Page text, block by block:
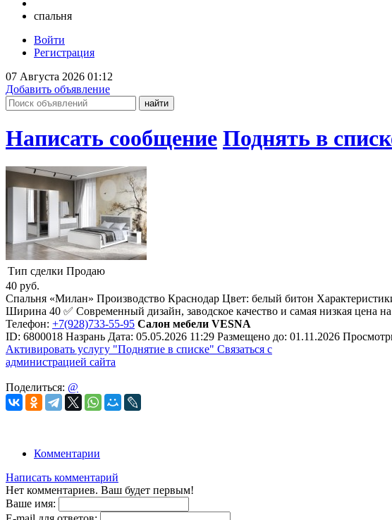
спальня
Войти
Регистрация
07 Августа 2026 01:12
Добавить объявление
Написать сообщение Поднять в
Тип сделки Продаю
40 руб.
Спальня «Милан» Производство Краснодар Цвет: белый битон
Ширина 40 ✅ Современный дизайн, заводское качество и самая низкая цена
Телефон: +7(928)733-55-95 Салон мебели VESNA
ID: 6800018 Назрань Дата: 05.05.2026 11:29 Размещено до: 01.11.2026
Активировать услугу "Поднятие в списке" Связаться с
администрацией сайта
Поделиться: @
Комментарии
Написать комментарий
Нет комментариев. Ваш будет первым!
Ваше имя: